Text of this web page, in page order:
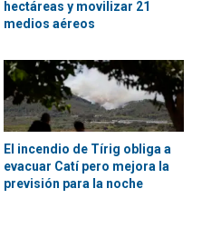
hectáreas y movilizar 21
medios aéreos
El incendio de Tírig obliga a
evacuar Catí pero mejora la
previsión para la noche